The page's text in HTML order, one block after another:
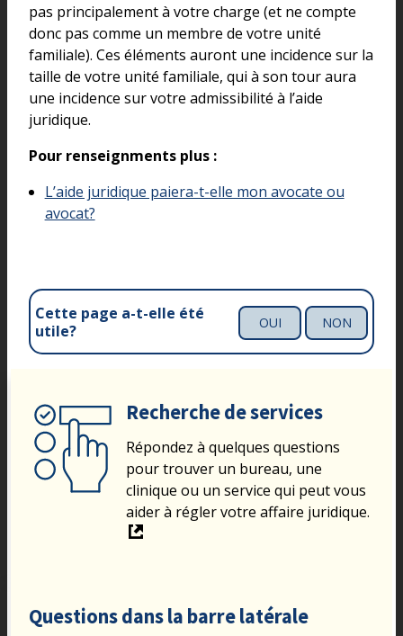
pas principalement à votre charge (et ne compte
donc pas comme un membre de votre unité
familiale). Ces éléments auront une incidence sur la
taille de votre unité familiale, qui à son tour aura
une incidence sur votre admissibilité à l’aide
juridique.
Pour renseignments plus :
L’aide juridique paiera-t-elle mon avocate ou
avocat?
Cette page a-t-elle été
utile?
OUI NON
Recherche de services
Répondez à quelques questions
pour trouver un bureau, une
clinique ou un service qui peut vous
aider à régler votre affaire juridique.
Questions dans la barre latérale